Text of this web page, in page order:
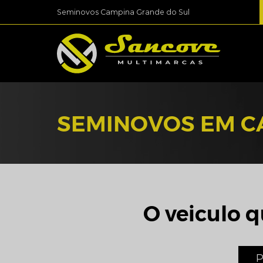
Seminovos Campina Grande do Sul
SEMINOVOS EM
O veiculo